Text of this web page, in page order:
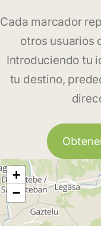
Cada marcador
otros usuarios
Introduciendo tu
tu destino,
+
−